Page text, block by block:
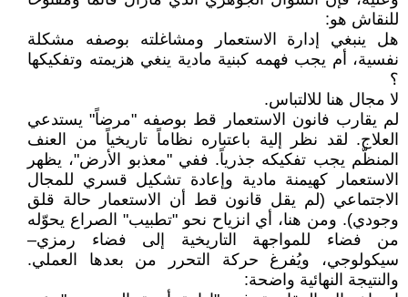
للنقاش هو:
هل ينبغي إدارة الاستعمار ومشاغلته بوصفه مشكلة
نفسية، أم يجب فهمه كبنية مادية ينغي هزيمته وتفكيكها
؟
لا مجال هنا للالتباس.
لم يقارب فانون الاستعمار قط بوصفه "مرضاً" يستدعي
العلاج. لقد نظر إلية باعتباره نظاماً تاريخياً من العنف
المنظّم يجب تفكيكه جذرياً. ففي "معذبو الأرض"، يظهر
الاستعمار كهيمنة مادية وإعادة تشكيل قسري للمجال
الاجتماعي (لم يقل قانون قط أن الاستعمار حالة قلق
وجودي). ومن هنا، أي انزياح نحو "تطبيب" الصراع يحوّله
من فضاء للمواجهة التاريخية إلى فضاء رمزي–
سيكولوجي، ويُفرغ حركة التحرر من بعدها العملي.
والنتيجة النهائية واضحة: